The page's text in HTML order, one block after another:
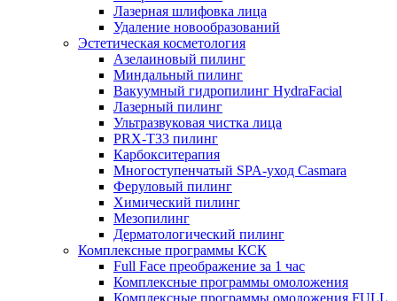
Лазерная шлифовка лица
Удаление новообразований
Эстетическая косметология
Азелаиновый пилинг
Миндальный пилинг
Вакуумный гидропилинг HydraFacial
Лазерный пилинг
Ультразвуковая чистка лица
PRX-T33 пилинг
Карбокситерапия
Многоступенчатый SPA-уход Сasmara
Феруловый пилинг
Химический пилинг
Мезопилинг
Дерматологический пилинг
Комплексные программы КСК
Full Face преображение за 1 час
Комплексные программы омоложения
Комплексные программы омоложения FULL